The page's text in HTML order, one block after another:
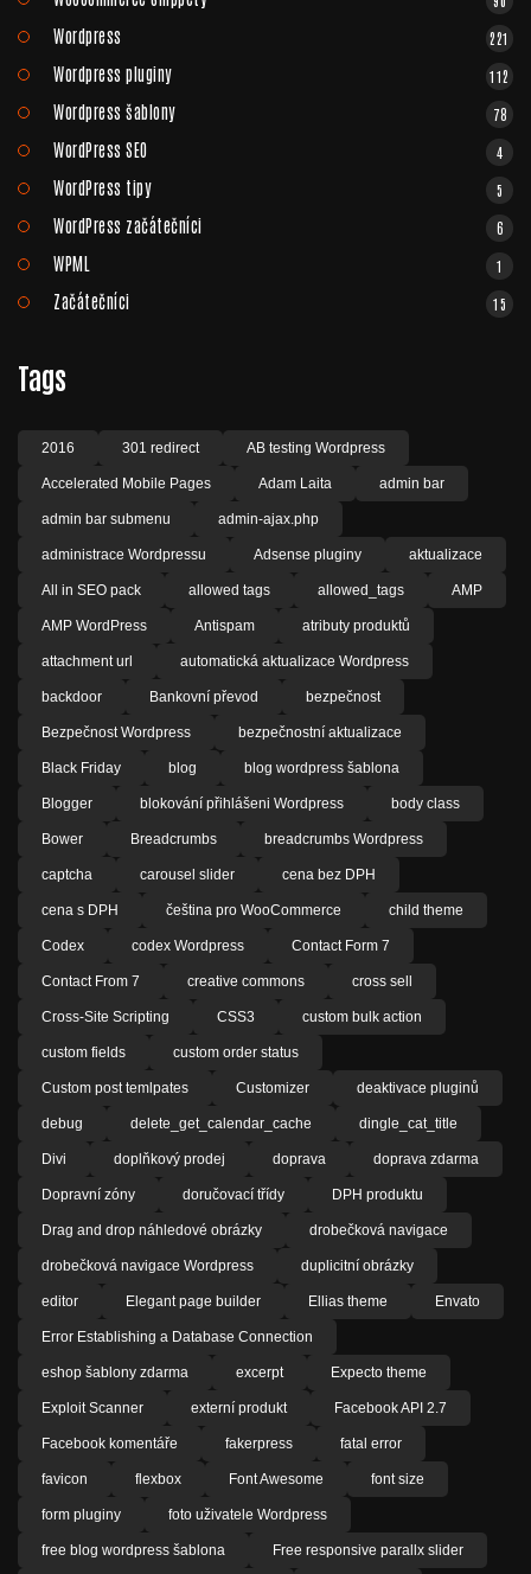
Wordpress 221
Wordpress pluginy 112
Wordpress šablony 78
WordPress SEO 4
WordPress tipy 5
WordPress začátečníci 6
WPML 1
Začátečníci 15
Tags
2016 301 redirect AB testing Wordpress
Accelerated Mobile Pages Adam Laita admin bar
admin bar submenu admin-ajax.php
administrace Wordpressu Adsense pluginy aktualizace
All in SEO pack allowed tags allowed_tags AMP
AMP WordPress Antispam atributy produktů
attachment url automatická aktualizace Wordpress
backdoor Bankovní převod bezpečnost
Bezpečnost Wordpress bezpečnostní aktualizace
Black Friday blog blog wordpress šablona
Blogger blokování přihlášeni Wordpress body class
Bower Breadcrumbs breadcrumbs Wordpress
captcha carousel slider cena bez DPH
cena s DPH čeština pro WooCommerce child theme
Codex codex Wordpress Contact Form 7
Contact From 7 creative commons cross sell
Cross-Site Scripting CSS3 custom bulk action
custom fields custom order status
Custom post temlpates Customizer deaktivace pluginů
debug delete_get_calendar_cache dingle_cat_title
Divi doplňkový prodej doprava doprava zdarma
Dopravní zóny doručovací třídy DPH produktu
Drag and drop náhledové obrázky drobečková navigace
drobečková navigace Wordpress duplicitní obrázky
editor Elegant page builder Ellias theme Envato
Error Establishing a Database Connection
eshop šablony zdarma excerpt Expecto theme
Exploit Scanner externí produkt Facebook API 2.7
Facebook komentáře fakerpress fatal error
favicon flexbox Font Awesome font size
form pluginy foto uživatele Wordpress
free blog wordpress šablona Free responsive parallx slider